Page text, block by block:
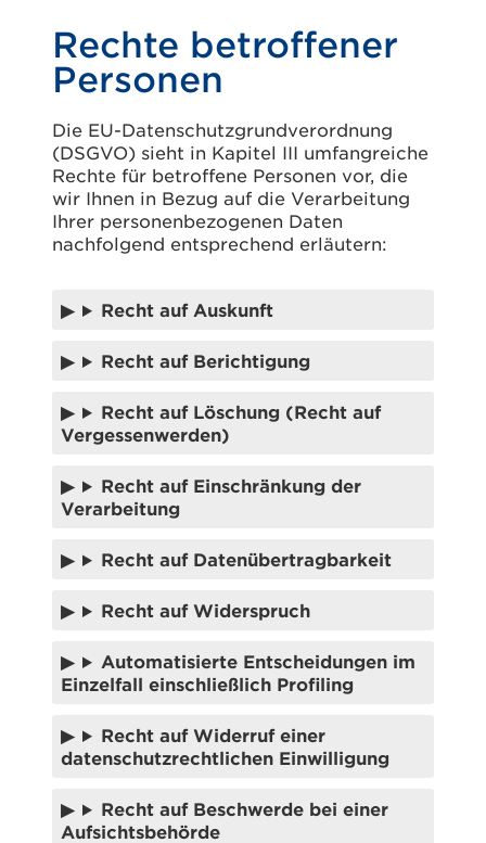
Rechte betroffener
Personen
Die EU-Datenschutzgrundverordnung
(DSGVO) sieht in Kapitel III umfangreiche
Rechte für betroffene Personen vor, die
wir Ihnen in Bezug auf die Verarbeitung
Ihrer personenbezogenen Daten
nachfolgend entsprechend erläutern:
Recht auf Auskunft
Recht auf Berichtigung
Recht auf Löschung (Recht auf
Vergessenwerden)
Recht auf Einschränkung der
Verarbeitung
Recht auf Datenübertragbarkeit
Recht auf Widerspruch
Automatisierte Entscheidungen im
Einzelfall einschließlich Profiling
Recht auf Widerruf einer
datenschutzrechtlichen Einwilligung
Recht auf Beschwerde bei einer
Aufsichtsbehörde